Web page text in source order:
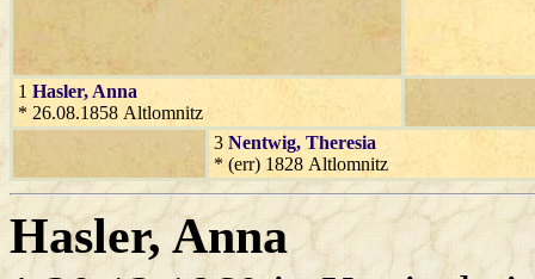
1 Hasler, Anna
* 26.08.1858 Altlomnitz
3 Nentwig, Theresia
* (err) 1828 Altlomnitz
Hasler, Anna